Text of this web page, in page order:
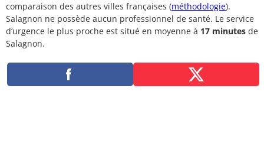
comparaison des autres villes françaises (méthodologie).
Salagnon ne possède aucun professionnel de santé. Le service
d’urgence le plus proche est situé en moyenne à 17 minutes de
Salagnon.